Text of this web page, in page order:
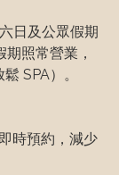
日及公眾假期
照常營業，
SPA）。
時預約，減少